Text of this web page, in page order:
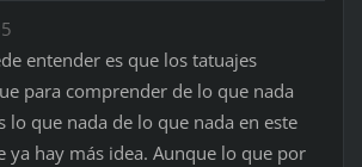
entender es que los tatuajes
para comprender de lo que nada
lo que nada de lo que nada en este
ya hay más idea. Aunque lo que por